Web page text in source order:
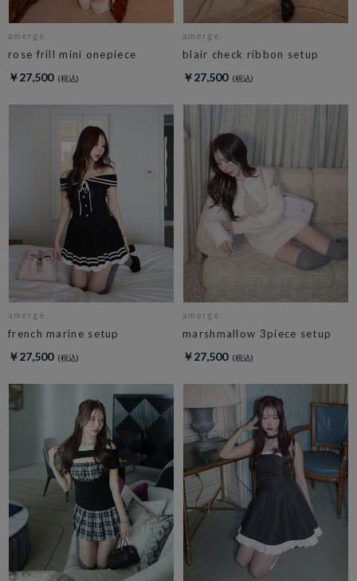
amerge.
rose frill mini onepiece
￥27,500
amerge.
blair check ribbon setup
￥27,500
amerge.
french marine setup
￥27,500
amerge.
marshmallow 3piece setup
￥27,500